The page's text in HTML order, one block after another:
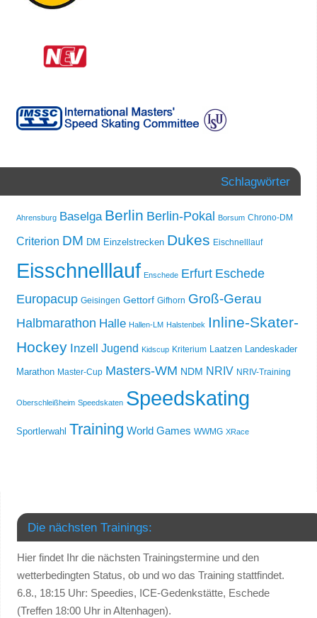
Schlagwörter
Ahrensburg Baselga Berlin Berlin-Pokal Borsum Chrono-DM
Criterion DM DM Einzelstrecken Dukes Eischnelllauf
Eisschnelllauf Enschede Erfurt Eschede
Europacup Geisingen Gettorf Gifhorn Groß-Gerau
Halbmarathon Halle Hallen-LM Halstenbek Inline-Skater-
Hockey Inzell Jugend Kidscup Kriterium Laatzen Landeskader
Marathon Master-Cup Masters-WM NDM NRIV NRIV-Training
Oberschleißheim Speedskaten Speedskating
Sportlerwahl Training World Games WWMG XRace
Die nächsten Trainings:
Hier findet Ihr die nächsten Trainingstermine und den
wetterbedingten Status, ob und wo das Training stattfindet.
6.8., 18:15 Uhr: Speedies, ICE-Gedenkstätte, Eschede
(Treffen 18:00 Uhr in Altenhagen).